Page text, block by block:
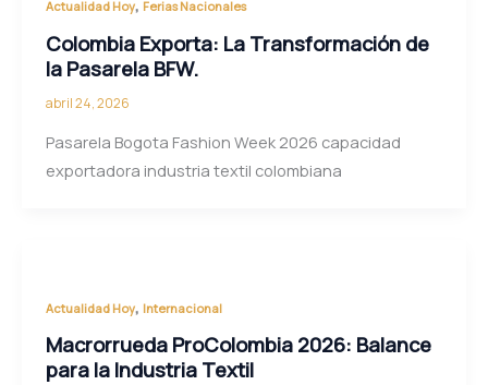
Actualidad Hoy Ferias Nacionales
Colombia Exporta: La Transformación de
la Pasarela BFW.
abril 24, 2026
Pasarela Bogota Fashion Week 2026 capacidad
exportadora industria textil colombiana
Actualidad Hoy, Internacional
Macrorrueda ProColombia 2026: Balance
para la Industria Textil